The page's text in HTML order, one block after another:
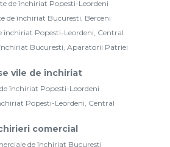
de închiriat Popesti-Leordeni
de închiriat Bucuresti, Berceni
închiriat Popesti-Leordeni, Central
Bucuresti, Aparatorii Patriei
vile de închiriat
închiriat Popesti-Leordeni
Popesti-Leordeni, Central
comercial
de închiriat Bucuresti